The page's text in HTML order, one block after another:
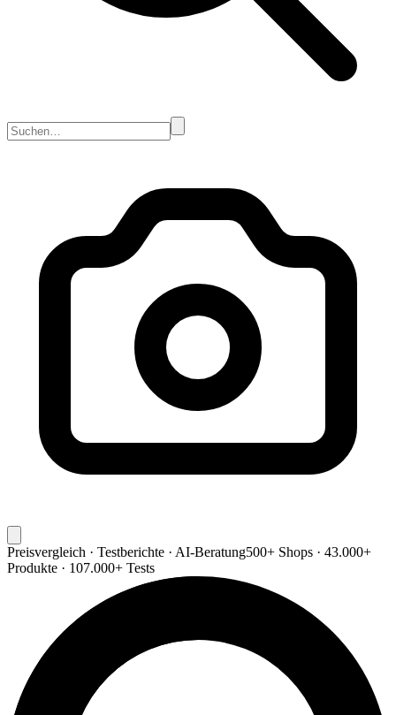
Preisvergleich · Testberichte · AI-Beratung500+ Shops · 43.000+
Produkte · 107.000+ Tests